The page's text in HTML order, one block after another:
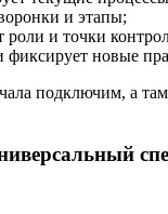
и этапы;
роли и точки
фиксирует новые
подключим, а